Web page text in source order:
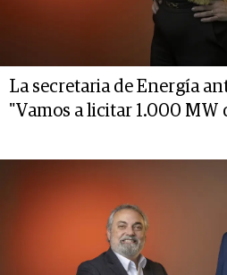
La secretaria de Energía
"Vamos a licitar 1.000 MW